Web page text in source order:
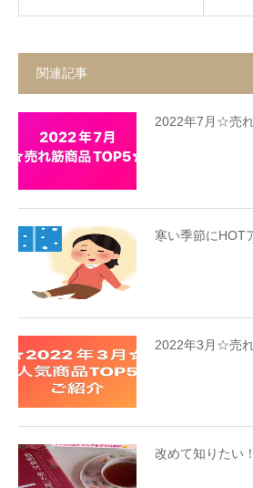
関連記事
2022年7月☆売
寒い季節にHOT
2022年3月☆売
改めて知りたい